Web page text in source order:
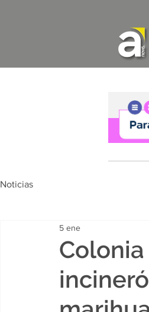
Noticias
5 ene